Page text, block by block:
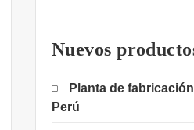
Nuevos
Planta de
Perú